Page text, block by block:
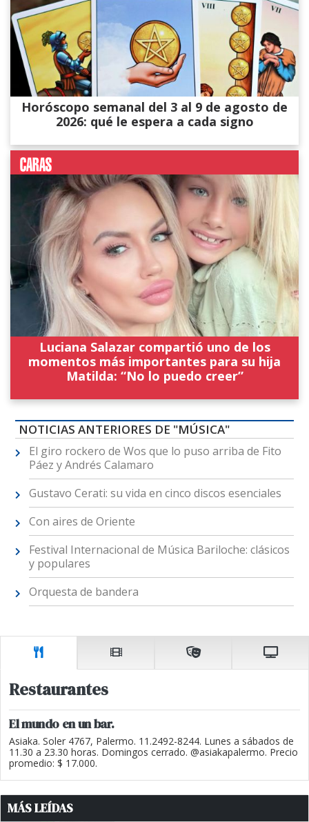
Horóscopo semanal del 3 al 9 de agosto de
2026: qué le espera a cada signo
Luciana Salazar compartió uno de los
momentos más importantes para su hija
Matilda: “No lo puedo creer”
NOTICIAS ANTERIORES DE "MÚSICA"
El giro rockero de Wos que lo puso arriba de Fito
Páez y Andrés Calamaro
Gustavo Cerati: su vida en cinco discos esenciales
Con aires de Oriente
Festival Internacional de Música Bariloche: clásicos
y populares
Orquesta de bandera
Restaurantes
El mundo en un bar.
Asiaka. Soler 4767, Palermo. 11.2492-8244. Lunes a sábados de
11.30 a 23.30 horas. Domingos cerrado. @asiakapalermo. Precio
promedio: $ 17.000.
MÁS LEÍDAS